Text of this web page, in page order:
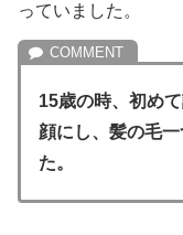
っていました。
15歳の時、初め
顔にし、髪の毛
た。